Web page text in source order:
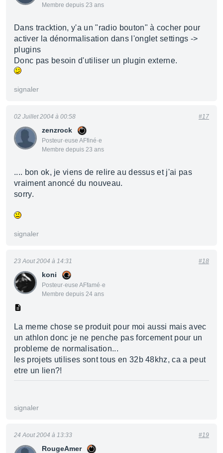
Membre depuis 23 ans
Dans tracktion, y'a un "radio bouton" à cocher pour
activer la dénormalisation dans l'onglet settings ->
plugins
Donc pas besoin d'utiliser un plugin externe.
signaler
zenzrock
Posteur·euse AFfiné·e
Membre depuis 23 ans
02 Juillet 2004 à 00:58 #17
.... bon ok, je viens de relire au dessus et j'ai pas
vraiment anoncé du nouveau.
sorry.
signaler
koni
Posteur·euse AFfamé·e
Membre depuis 24 ans
23 Aout 2004 à 14:31 #18
La meme chose se produit pour moi aussi mais avec
un athlon donc je ne penche pas forcement pour un
probleme de normalisation...
les projets utilises sont tous en 32b 48khz, ca a peut
etre un lien?!
signaler
RougeAmer
24 Aout 2004 à 13:33 #19